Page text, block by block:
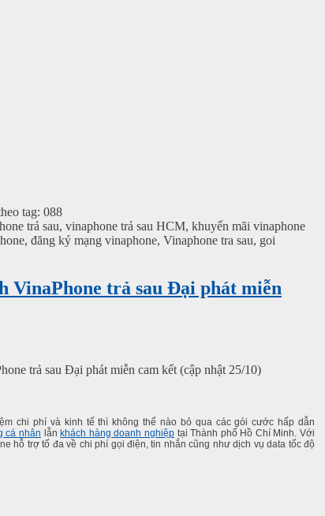
tag: 088
trả sau, vinaphone trả sau HCM, khuyến mãi vinaphone
đăng ký mạng vinaphone, Vinaphone tra sau, goi
VinaPhone trả sau Đại phát miễn
trả sau Đại phát miễn cam kết (cập nhật 25/10)
chi phí và kinh tế thì không thể nào bỏ qua các gói cước hấp dẫn
cá nhân lẫn khách hàng doanh nghiệptại Thành phố Hồ Chí Minh. Với
hỗ trợ tố đa về chi phí gọi điện, tin nhắn cũng như dịch vụ data tốc độ